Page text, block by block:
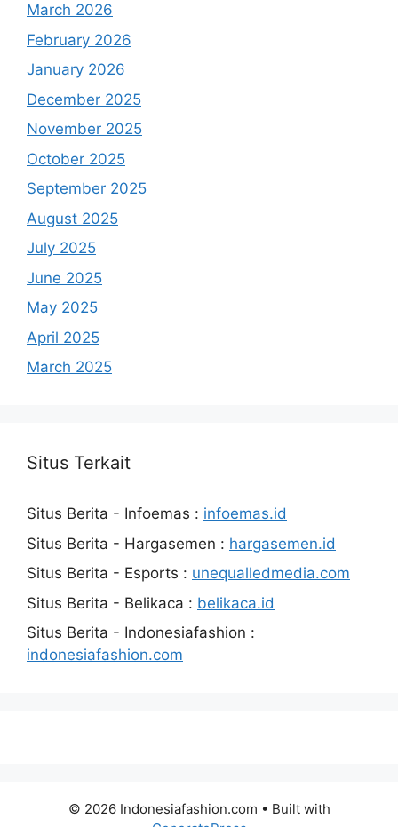
March 2026
February 2026
January 2026
December 2025
November 2025
October 2025
September 2025
August 2025
July 2025
June 2025
May 2025
April 2025
March 2025
Situs Terkait
Situs Berita - Infoemas : infoemas.id
Situs Berita - Hargasemen : hargasemen.id
Situs Berita - Esports : unequalledmedia.com
Situs Berita - Belikaca : belikaca.id
Situs Berita - Indonesiafashion :
indonesiafashion.com
© 2026 Indonesiafashion.com • Built with